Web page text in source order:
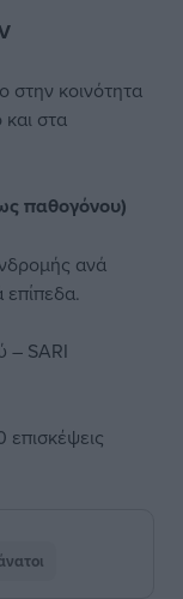
στην κοινότητα
στα
παθογόνου)
ανά
επίπεδα.
– SARI